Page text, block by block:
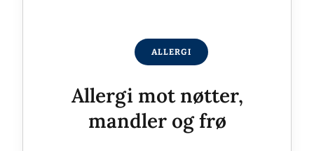
ALLERGI
Allergi mot nøtter,
mandler og frø